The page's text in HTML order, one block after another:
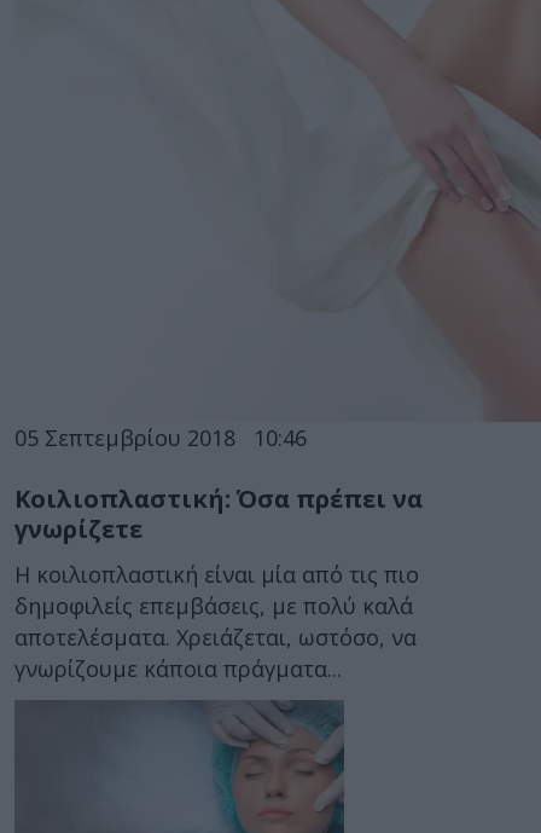
05 Σεπτεμβρίου 2018 10:46
Κοιλιοπλαστική: Όσα πρέπει να
γνωρίζετε
Η κοιλιοπλαστική είναι μία από τις πιο
δημοφιλείς επεμβάσεις, με πολύ καλά
αποτελέσματα. Χρειάζεται, ωστόσο, να
γνωρίζουμε κάποια πράγματα...